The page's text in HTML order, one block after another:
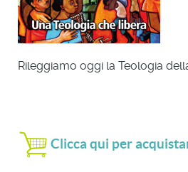
Rileggiamo oggi la Teologia
Clicca qui per